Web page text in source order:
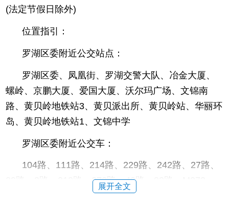
(法定节假日除外)
位置指引：
罗湖区委附近公交站点：
罗湖区委、凤凰街、罗湖交警大队、冶金大厦、
螺岭、京鹏大厦、爱国大厦、沃尔玛广场、文锦南
路、黄贝岭地铁站3、黄贝派出所、黄贝岭站、华丽环
岛、黄贝岭地铁站1、文锦中学
罗湖区委附近公交车：
104路、111路、214路、229路、242路、27路、
29路、2路、312路、372路、40路、83路、M373
路、363路、17路、97路、B800路、10路、205路、2
展开全文